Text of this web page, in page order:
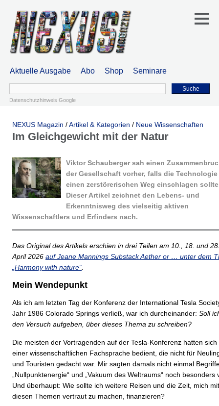
Aktuelle Ausgabe Abo Shop Seminare
Suche
Datenschutzhinweis Google
NEXUS Magazin /Artikel & Kategorien / Neue Wissenschaften
Im Gleichgewicht mit der Natur
Viktor Schauberger sah einen
der Gesellschaft vorher, falls die Technologie
einen zerstörerischen Weg einschlagen
Dieser Artikel zeichnet den Lebens- und
Erkenntnisweg des vielseitig aktiven
Wissenschaftlers und Erfinders nach.
Das Original des Artikels erschien in drei Teilen am 10., 18. und
April 2026 auf Jeane Mannings Substack Aether or … unter dem
„Harmony with nature“
Mein Wendepunkt
Als ich am letzten Tag der Konferenz der International Tesla
Jahr 1986 Colorado Springs verließ, war ich durcheinander: Soll
den Versuch aufgeben, über dieses Thema zu schreiben?
Die meisten der Vortragenden auf der Tesla-Konferenz hatten sich
einer wissenschaftlichen Fachsprache bedient, die nicht für
und Touristen gedacht war. Mir sagten damals nicht einmal
„Nullpunktenergie“ und „Vakuum des Weltraums“ noch besonders
Und überhaupt: Wie sollte ich weitere Reisen und die Zeit, mich mit
diesen Themen vertraut zu machen, finanzieren?